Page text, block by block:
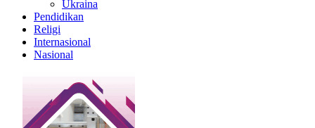
Ukraina
Pendidikan
Religi
Internasional
Nasional